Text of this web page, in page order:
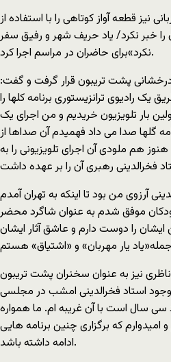
نیز قطعه آواز کوتاهی را با استفاده از
خبر نکرد/ یاد حریف شهر و رفیق سفر
نکرد»برای حاضران در مراسم اجرا کرد.
پشت تریبون قرار گرفت و گفت:
طریق یک رادیوی ترانزیستوری برنامه کلها را
بار تلویزیون خریدیم و من اجرای یک
گلها صدا می داد فهمیدم آن صداها از
هم ملودی آن اجرای تلویزیونی را به
آرزوی من بود تا اینکه به تهران آمدم
موفق شدم به عنوان شاگرد محضر
ایشان را دوست دارم و عاشق آثار ایشان
نیز به عنوان سخنران پشت تریبون
استاد فخرالدینی امشب در مجلسی
است با آن غریبه ام. ما همواره
که برگزاری چنین برنامه هایی
ادامه داشته باشد.